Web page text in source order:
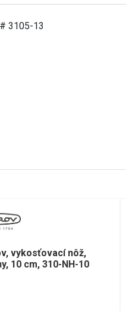
3105-13
vykosťovací nôž,
10 cm, 310-NH-10